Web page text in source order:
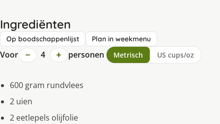
Ingrediënten
Op boodschappenlijst Plan in weekmenu
Voor − 4 + personen Metrisch US cups/oz
600 gram rundvlees
2 uien
2 eetlepels olijfolie